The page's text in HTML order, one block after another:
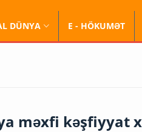
DÜNYA E - HÖKUMƏT
məxfi kəşfiyyat